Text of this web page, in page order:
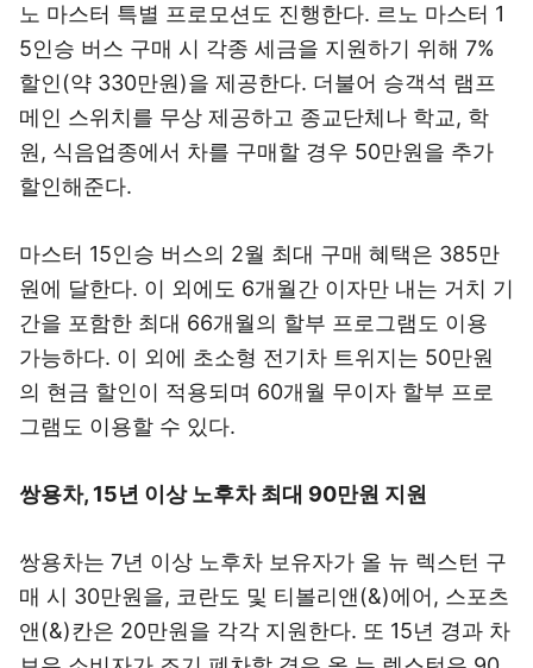
노 마스터 특별 프로모션도 진행한다. 르노 마스터 1
5인승 버스 구매 시 각종 세금을 지원하기 위해 7%
할인(약 330만원)을 제공한다. 더불어 승객석 램프
메인 스위치를 무상 제공하고 종교단체나 학교, 학
원, 식음업종에서 차를 구매할 경우 50만원을 추가
할인해준다.
마스터 15인승 버스의 2월 최대 구매 혜택은 385만
원에 달한다. 이 외에도 6개월간 이자만 내는 거치 기
간을 포함한 최대 66개월의 할부 프로그램도 이용
가능하다. 이 외에 초소형 전기차 트위지는 50만원
의 현금 할인이 적용되며 60개월 무이자 할부 프로
그램도 이용할 수 있다.
쌍용차, 15년 이상 노후차 최대 90만원 지원
쌍용차는 7년 이상 노후차 보유자가 올 뉴 렉스턴 구
매 시 30만원을, 코란도 및 티볼리앤(&)에어, 스포츠
앤(&)칸은 20만원을 각각 지원한다. 또 15년 경과 차